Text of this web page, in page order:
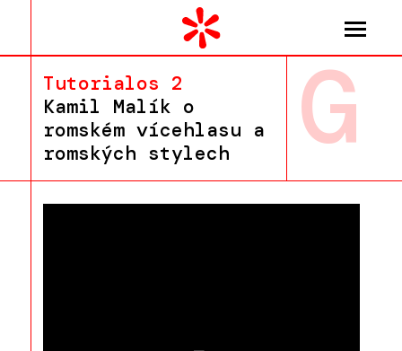
Tutorialos 2
Kamil Malík o
romském vícehlasu a
romských stylech
G